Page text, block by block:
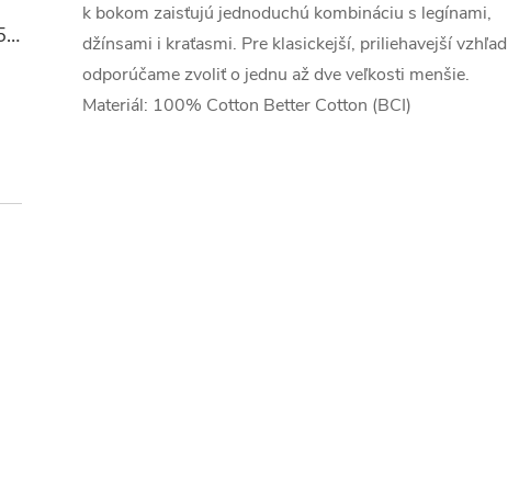
GAP Pánské Tričko classic 440775-00
k bokom zaisťujú jednoduchú kombináciu s legínami,
džínsami i kraťasmi. Pre klasickejší, priliehavejší vzhľad
odporúčame zvoliť o jednu až dve veľkosti menšie.
Materiál: 100% Cotton Better Cotton (BCI)